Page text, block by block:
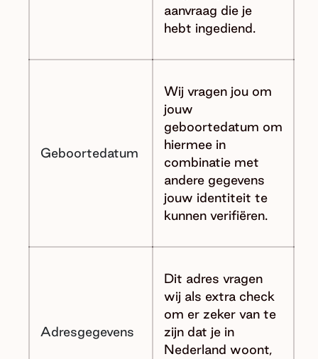
aanvraag die je
hebt ingediend.
Geboortedatum
Wij vragen jou om
jouw
geboortedatum om
hiermee in
combinatie met
andere gegevens
jouw identiteit te
kunnen verifiëren.
Adresgegevens
Dit adres vragen
wij als extra check
om er zeker van te
zijn dat je in
Nederland woont,